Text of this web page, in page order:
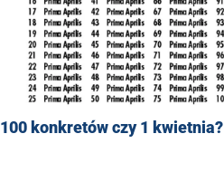
100 konkretów czy 1 kwietnia?